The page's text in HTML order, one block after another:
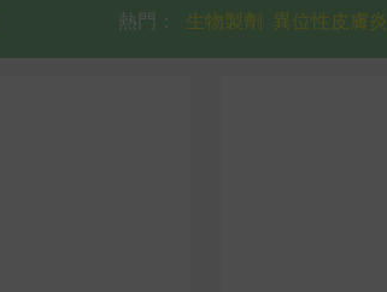
異位性皮膚炎
生物製劑
熱門：